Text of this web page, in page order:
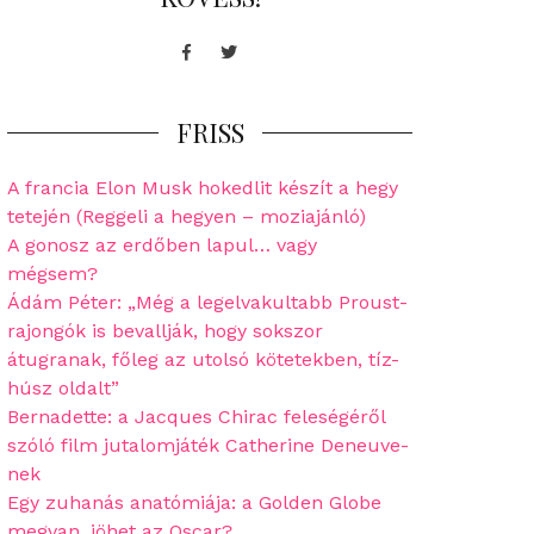
FacebookTwitter
FRISS
A francia Elon Musk hokedlit készít a hegy
tetején (Reggeli a hegyen – moziajánló)
A gonosz az erdőben lapul… vagy
mégsem?
Ádám Péter: „Még a legelvakultabb Proust-
rajongók is bevallják, hogy sokszor
átugranak, főleg az utolsó kötetekben, tíz-
húsz oldalt”
Bernadette: a Jacques Chirac feleségéről
szóló film jutalomjáték Catherine Deneuve-
nek
Egy zuhanás anatómiája: a Golden Globe